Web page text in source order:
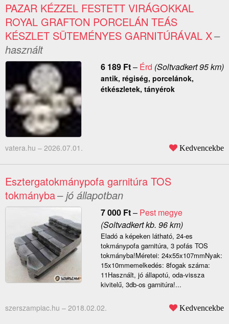
PAZAR KÉZZEL FESTETT VIRÁGOKKAL
ROYAL GRAFTON PORCELÁN TEÁS
KÉSZLET SÜTEMÉNYES GARNITÚRÁVAL X–
használt
6 189 Ft– Érd (Soltvadkert 95 km)
antik, régiség, porcelánok,
étkészletek, tányérok
vatera.hu – 2026.07.01. Kedvencekbe
Esztergatokmánypofa garnitúra TOS
tokmányba– jó állapotban
7 000 Ft– Pest megye
(Soltvadkert kb. 96 km)
Eladó a képeken látható, 24-es
tokmánypofa garnitúra, 3 pofás TOS
tokmányba!Méretei: 24x55x107mmNyak:
15x10mmemelkedés: 8fogak száma:
11Használt, jó állapotú, oda-vissza
kivitelű, 3db-os garnitúra!...
szerszampiac.hu – 2018.02.02. Kedvencekbe